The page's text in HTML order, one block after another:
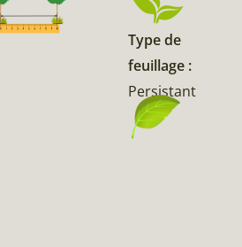
Type de
feuillage :
Persistant